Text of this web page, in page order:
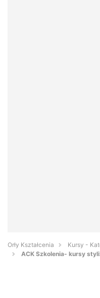
Orły Kształcenia
Kursy -
ACK Szkolenia- kursy